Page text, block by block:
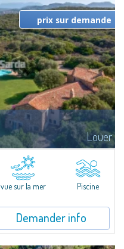
Louer
caractérisant toutes les plus
les vertes collines de San
Villa Aglentina jouit d'une...
prix sur demande
vue sur la mer Piscine
Demander info